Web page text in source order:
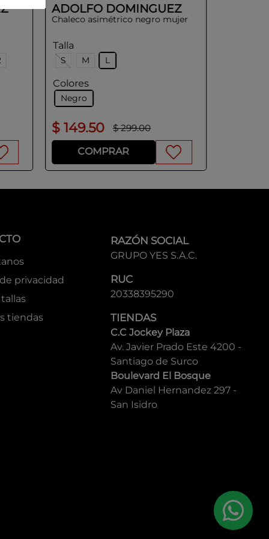
ADOLFO DOMINGUEZ
Chaleco asimétrico negro mujer
Talla
S M L
Colores
Negro
$ 149.50 $ 299.00
COMPRAR
privacidad
tiendas
RAZÓN SOCIAL
GRUPO YES S.A.C.
RUC
20338395290
TIENDAS
C.C Jockey Plaza
Av. Javier Prado Este 4200 -
Santiago de Surco
Boulevard El Bosque
Av Daniel Hernandez 297 -
San Isidro